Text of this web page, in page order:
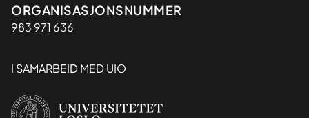
Organisasjon
ORGANISASJONSNUMMER
983 971 636
I SAMARBEID MED UIO